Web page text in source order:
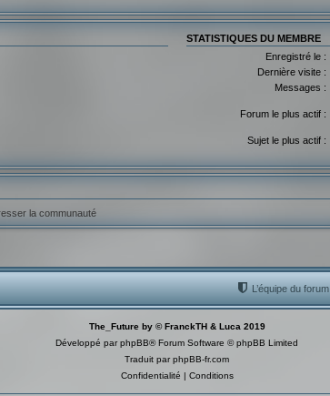
STATISTIQUES DU MEMBRE
Enregistré le :
Dernière visite :
Messages :
Forum le plus actif :
Sujet le plus actif :
la communauté
L’équipe du forum
The_Future by © FranckTH & Luca 2019
Développé parphpBB® Forum Software © phpBB Limited
Traduit parphpBB-fr.com
Confidentialité | Conditions